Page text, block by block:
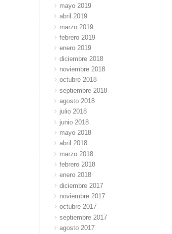
mayo 2019
abril 2019
marzo 2019
febrero 2019
enero 2019
diciembre 2018
noviembre 2018
octubre 2018
septiembre 2018
agosto 2018
julio 2018
junio 2018
mayo 2018
abril 2018
marzo 2018
febrero 2018
enero 2018
diciembre 2017
noviembre 2017
octubre 2017
septiembre 2017
agosto 2017